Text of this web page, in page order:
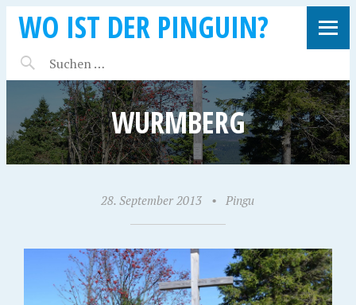
WO IST DER PINGUIN?
WURMBERG
28. September 2013 • Pingu